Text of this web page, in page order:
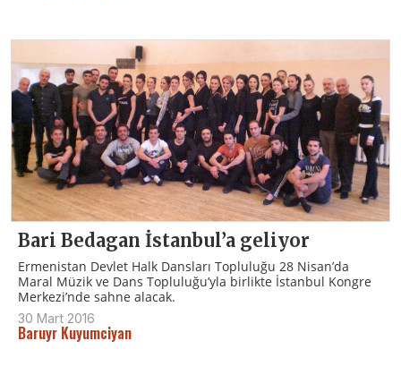
Bari Bedagan İstanbul’a geliyor
Ermenistan Devlet Halk Dansları Topluluğu 28 Nisan’da
Maral Müzik ve Dans Topluluğu’yla birlikte İstanbul Kongre
Merkezi’nde sahne alacak.
30 Mart 2016
Baruyr Kuyumciyan